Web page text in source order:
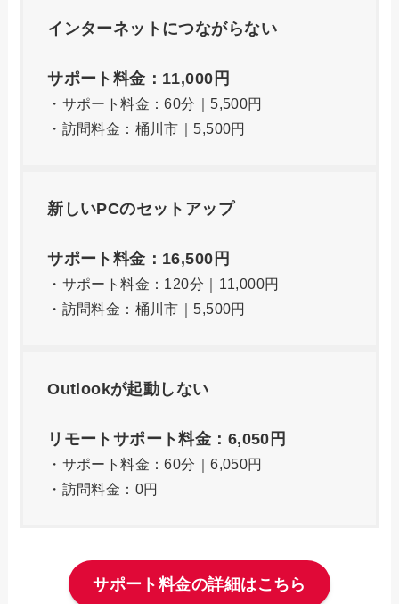
インターネットにつながらない
サポート料金：11,000円
・サポート料金：60分｜5,500円
・訪問料金：桶川市｜5,500円
新しいPCのセットアップ
サポート料金：16,500円
・サポート料金：120分｜11,000円
・訪問料金：桶川市｜5,500円
Outlookが起動しない
リモートサポート料金：6,050円
・サポート料金：60分｜6,050円
・訪問料金：0円
サポート料金の詳細はこちら